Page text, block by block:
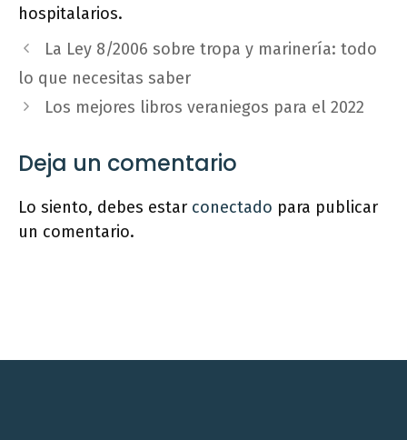
hospitalarios.
La Ley 8/2006 sobre tropa y marinería: todo
lo que necesitas saber
Los mejores libros veraniegos para el 2022
Deja un comentario
Lo siento, debes estar conectado para publicar
un comentario.